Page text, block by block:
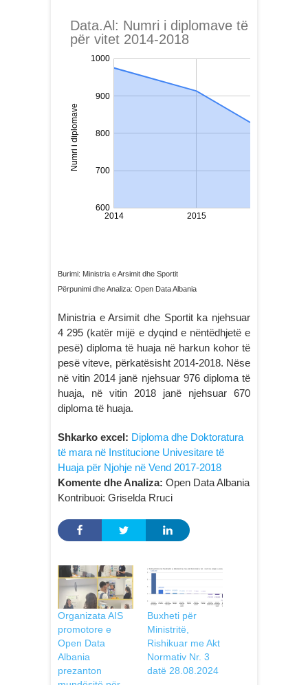
Burimi: Ministria e Arsimit dhe Sportit
Përpunimi dhe Analiza: Open Data Albania
Ministria e Arsimit dhe Sportit ka njehsuar
4 295 (katër mijë e dyqind e nëntëdhjetë e
pesë) diploma të huaja në harkun kohor të
pesë viteve, përkatësisht 2014-2018. Nëse
në vitin 2014 janë njehsuar 976 diploma të
huaja, në vitin 2018 janë njehsuar 670
diploma të huaja.
Shkarko excel: Diploma dhe Doktoratura
të mara në Institucione Univesitare të
Huaja për Njohje në Vend 2017-2018
Komente dhe Analiza: Open Data Albania
Kontribuoi: Griselda Rruci
Organizata AIS
promotore e
Open Data
Albania
prezanton
Buxheti për
Ministritë,
Rishikuar me Akt
Normativ Nr. 3
datë 28.08.2024